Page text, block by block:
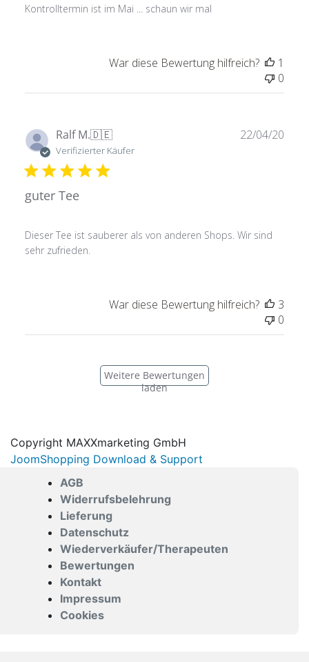
Kontrolltermin ist im Mai ... schaun wir mal
War diese Bewertung hilfreich?
1
0
Ralf M.🇩🇪
Verifizierter Käufer
guter Tee
Dieser Tee ist sauberer als von anderen Shops. Wir sind
sehr zufrieden.
22/04/20
War diese Bewertung hilfreich?
3
0
Weitere Bewertungen
laden
Copyright MAXXmarketing GmbH
JoomShopping Download & Support
AGB
Widerrufsbelehrung
Lieferung
Datenschutz
Wiederverkäufer/Therapeuten
Bewertungen
Kontakt
Impressum
Cookies